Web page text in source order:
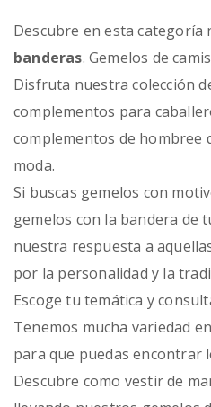
Descubre en esta categoría
banderas. Gemelos de
Disfruta nuestra colección
complementos para
complementos de hombree
moda.
Si buscas gemelos con
gemelos con la bandera de
nuestra respuesta a
por la personalidad y la
Escoge tu temática y
Tenemos mucha variedad
para que puedas encontrar
Descubre como vestir de